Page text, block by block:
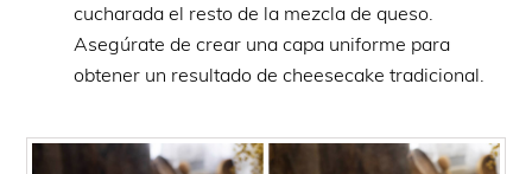
cucharada el resto de la mezcla de queso.
Asegúrate de crear una capa uniforme para
obtener un resultado de cheesecake tradicional.